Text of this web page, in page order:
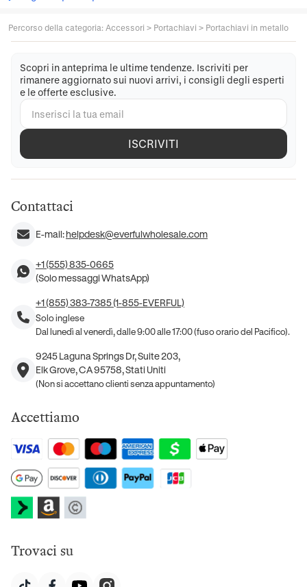
Percorso della categoria: Accessori > Portachiavi > Portachiavi in metallo
Scopri in anteprima le ultime tendenze. Iscriviti per
rimanere aggiornato sui nuovi arrivi, i consigli degli esperti
e le offerte esclusive.
ISCRIVITI
Contattaci
E-mail:helpdesk@everfulwholesale.com
+1 (555) 835-0665
(Solo messaggi WhatsApp)
+1 (855) 383-7385 (1-855-EVERFUL)
Solo inglese
Dal lunedì al venerdì, dalle 9:00 alle 17:00 (fuso orario del Pacifico).
9245 Laguna Springs Dr, Suite 203,
Elk Grove, CA 95758, Stati Uniti
(Non si accettano clienti senza appuntamento)
Accettiamo
Trovaci su